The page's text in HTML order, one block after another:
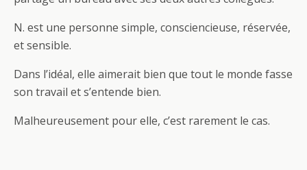
N. est une personne simple, consciencieuse, réservée,
et sensible.
Dans l’idéal, elle aimerait bien que tout le monde fasse
son travail et s’entende bien.
Malheureusement pour elle, c’est rarement le cas.